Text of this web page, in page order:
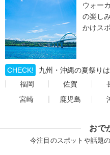
ウォー
の楽し
かけス
CHECK!
九州・沖縄の夏祭り
福岡
佐賀
宮崎
鹿児島
おで
今注目のスポットや話題